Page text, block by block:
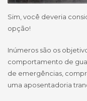
Sim, você deveria
opção!
Inúmeros são os
comportamento de
de emergências,
uma aposentadoria